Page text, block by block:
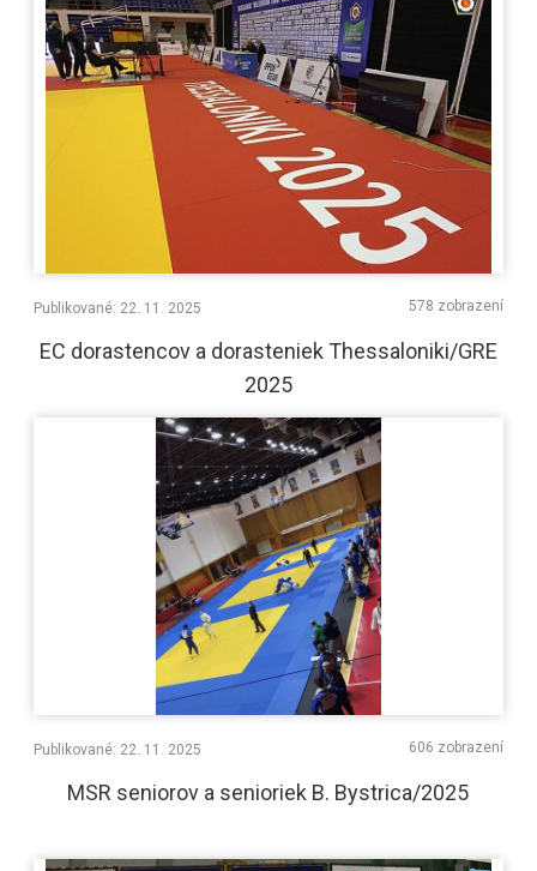
Publikované: 22. 11. 2025 578 zobrazení
EC dorastencov a dorasteniek Thessaloniki/GRE
2025
Publikované: 22. 11. 2025 606 zobrazení
MSR seniorov a senioriek B. Bystrica/2025